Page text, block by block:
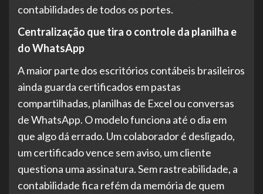
contabilidades de todos os portes.
Centralização que tira o controle da planilha e
do WhatsApp
A maior parte dos escritórios contábeis brasileiros
ainda guarda certificados em pastas
compartilhadas, planilhas de Excel ou conversas
de WhatsApp. O modelo funciona até o dia em
que algo dá errado. Um colaborador é desligado,
um certificado vence sem aviso, um cliente
questiona uma assinatura. Sem rastreabilidade, a
contabilidade fica refém da memória de quem